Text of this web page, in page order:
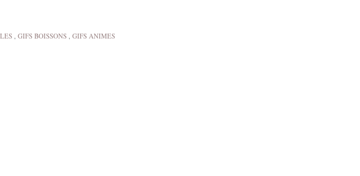
, GIFS BOISSONS, GIFS ANIMES